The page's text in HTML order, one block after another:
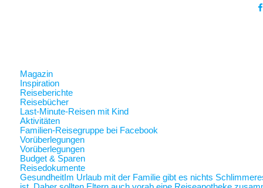
Magazin
Inspiration
Reiseberichte
Reisebücher
Last-Minute-Reisen mit Kind
Aktivitäten
Familien-Reisegruppe bei Facebook
Vorüberlegungen
Vorüberlegungen
Budget & Sparen
Reisedokumente
Gesundheit Im Urlaub mit der Familie gibt es nichts